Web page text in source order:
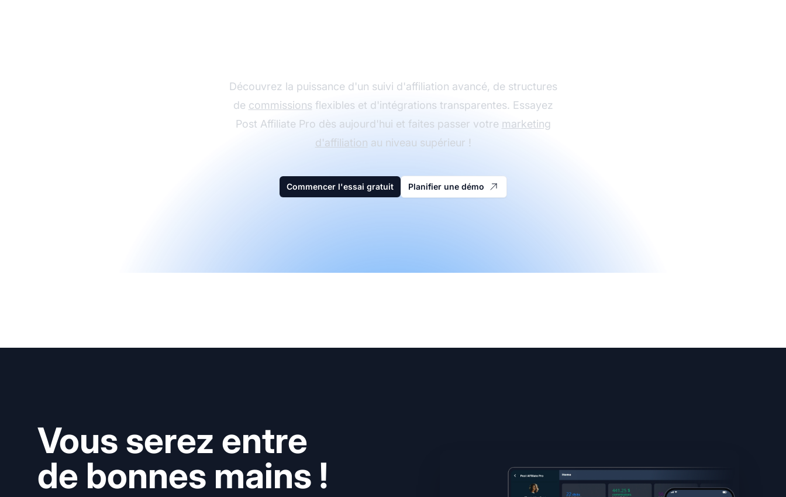
Découvrez la puissance d'un suivi d'affiliation avancé, de structures
de commissions flexibles et d'intégrations transparentes. Essayez
Post Affiliate Pro dès aujourd'hui et faites passer votre marketing
d'affiliation au niveau supérieur !
Commencer l'essai gratuit Planifier une démo
Vous serez entre
de bonnes mains !